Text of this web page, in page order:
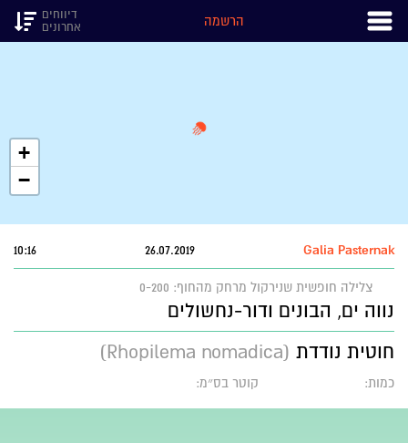
הרשמה
דיווחים
אחרונים
+
−
Galia Pasternak
26.07.2019
10:16
צלילה חופשית שנירקול מרחק מהחוף: 0-200
נווה ים, הבונים ודור-נחשולים
חוטית נודדת (Rhopilema nomadica)
כמות: קוטר בס״מ: